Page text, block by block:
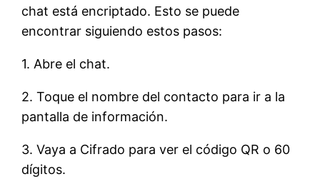
chat está encriptado. Esto se puede
encontrar siguiendo estos pasos:
1. Abre el chat.
2. Toque el nombre del contacto para ir a la
pantalla de información.
3. Vaya a Cifrado para ver el código QR o 60
dígitos.